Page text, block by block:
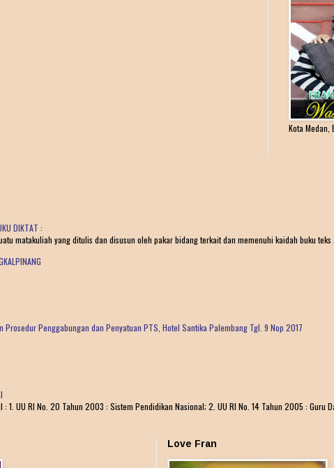
Kota Medan,
DIKTAT :
matakuliah yang ditulis dan disusun oleh pakar bidang terkait dan memenuhi kaidah buku teks ...
Prosedur Penggabungan dan Penyatuan PTS, Hotel Santika Palembang Tgl. 9 Nop 2017
: 1. UU RI No. 20 Tahun 2003 : Sistem Pendidikan Nasional; 2. UU RI No. 14 Tahun 2005 : Guru
Love Fran